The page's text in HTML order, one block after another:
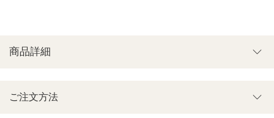
ご注文方法
商品詳細